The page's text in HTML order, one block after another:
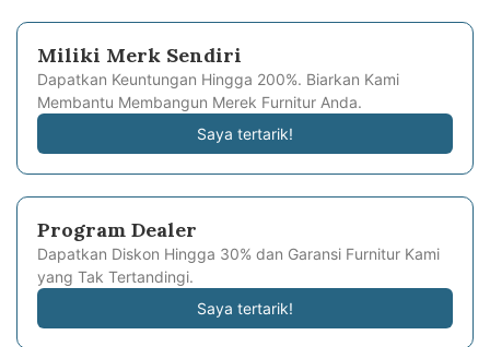
Miliki Merk Sendiri
Dapatkan Keuntungan Hingga 200%. Biarkan Kami
Membantu Membangun Merek Furnitur Anda.
Saya tertarik!
Program Dealer
Dapatkan Diskon Hingga 30% dan Garansi Furnitur Kami
yang Tak Tertandingi.
Saya tertarik!